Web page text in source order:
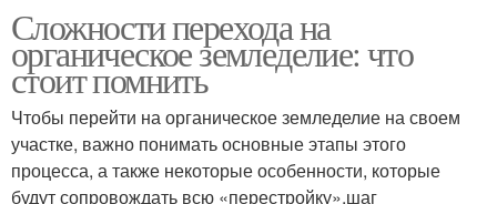
Сложности перехода на
органическое земледелие: что
стоит помнить
Чтобы перейти на органическое земледелие на своем
участке, важно понимать основные этапы этого
процесса, а также некоторые особенности, которые
будут сопровождать всю «перестройку».шаг